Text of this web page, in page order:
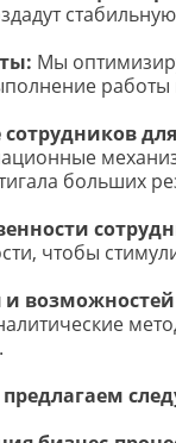
Мы
больших
чтобы